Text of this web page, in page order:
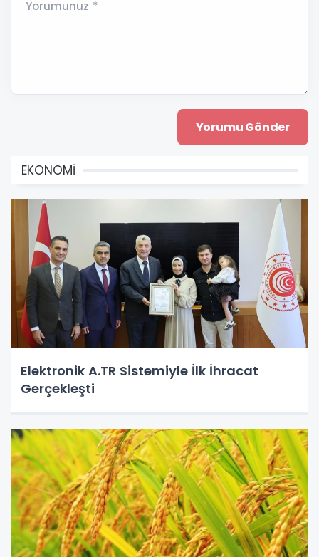
Yorumunuz *
EKONOMİ
Elektronik A.TR Sistemiyle İlk İhracat
Gerçekleşti